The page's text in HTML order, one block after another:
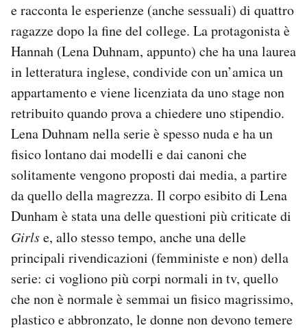
AREA PERSONALE
Area Personale
Newsletter
Notifiche mobile
Regala il Post
Hai bisogno di aiuto?
Esci
e racconta le esperienze (anche sessuali) di quattro
ragazze dopo la fine del college. La protagonista è
Hannah (Lena Duhnam, appunto) che ha una laurea
in letteratura inglese, condivide con un’amica un
appartamento e viene licenziata da uno stage non
retribuito quando prova a chiedere uno stipendio.
Lena Duhnam nella serie è spesso nuda e ha un
fisico lontano dai modelli e dai canoni che
solitamente vengono proposti dai media, a partire
da quello della magrezza. Il corpo esibito di Lena
Dunham è stata una delle questioni più criticate di
Girlse, allo stesso tempo, anche una delle
principali rivendicazioni (femministe e non) della
serie: ci vogliono più corpi normali in tv, quello
che non è normale è semmai un fisico magrissimo,
plastico e abbronzato, le donne non devono temere